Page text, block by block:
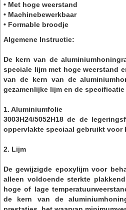
• Met hoge weerstand
• Machinebewerkbaar
• Formable broodje
Algemene Instructie:
De kern van de
speciale lijm met hoge weerstand
van de kern van de
gezamenlijke lijm en de specificatie
1. Aluminiumfolie
3003H24/5052H18 de de
oppervlakte speciaal gebruikt voor
2. Lijm
De gewijzigde epoxylijm voor
alleen voldoende sterkte
hoge of lage
de kern van de